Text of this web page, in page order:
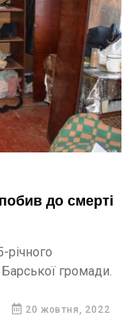
до смерті
річного
громади.
20 жовтня, 2022